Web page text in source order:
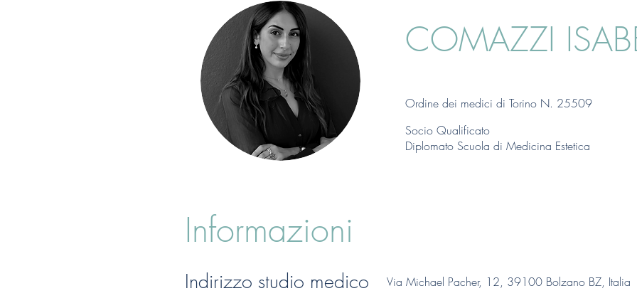
COMAZZI
Ordine dei medici di Torino N. 25509
Socio Qualificato
Diplomato Scuola di Medicina Estetica
Informazioni
Indirizzo studio medico
Via Michael Pacher, 12, 39100 Bolzano BZ, Italia